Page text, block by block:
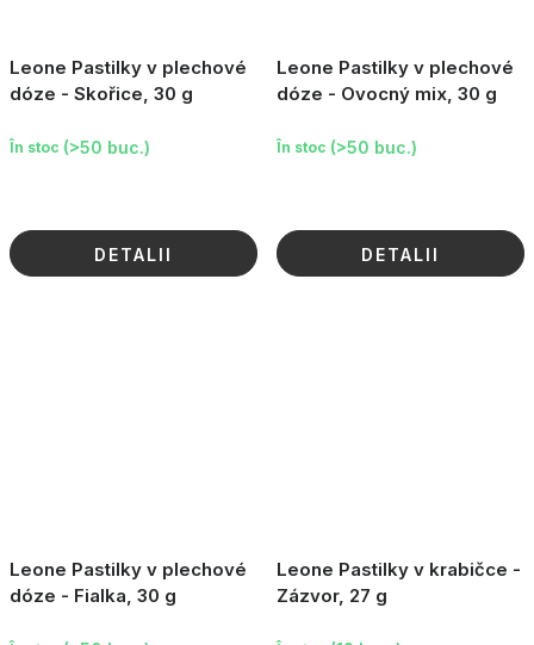
Leone Pastilky v plechové
dóze - Skořice, 30 g
În stoc (>50 buc.)
DETALII
Leone Pastilky v plechové
dóze - Ovocný mix, 30 g
În stoc (>50 buc.)
DETALII
Leone Pastilky v plechové
dóze - Fialka, 30 g
Leone Pastilky v krabičce -
Zázvor, 27 g